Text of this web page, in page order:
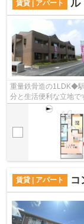
賃貸 | アパート ル
重量鉄骨造の1LDK◆
分と生活便利な立地
ン、照明付き◎
賃貸 | アパート コ